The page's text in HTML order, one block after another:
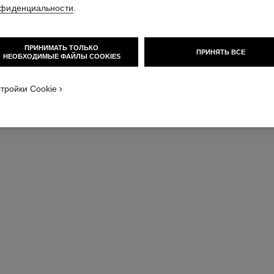
стандартного размера
Желтое золото
ПРИНИМАТЬ ТОЛЬКО
НЕОБХОДИМЫЕ ФАЙЛЫ COOKIES
ПРИНЯТЬ ВСЕ
Cookie